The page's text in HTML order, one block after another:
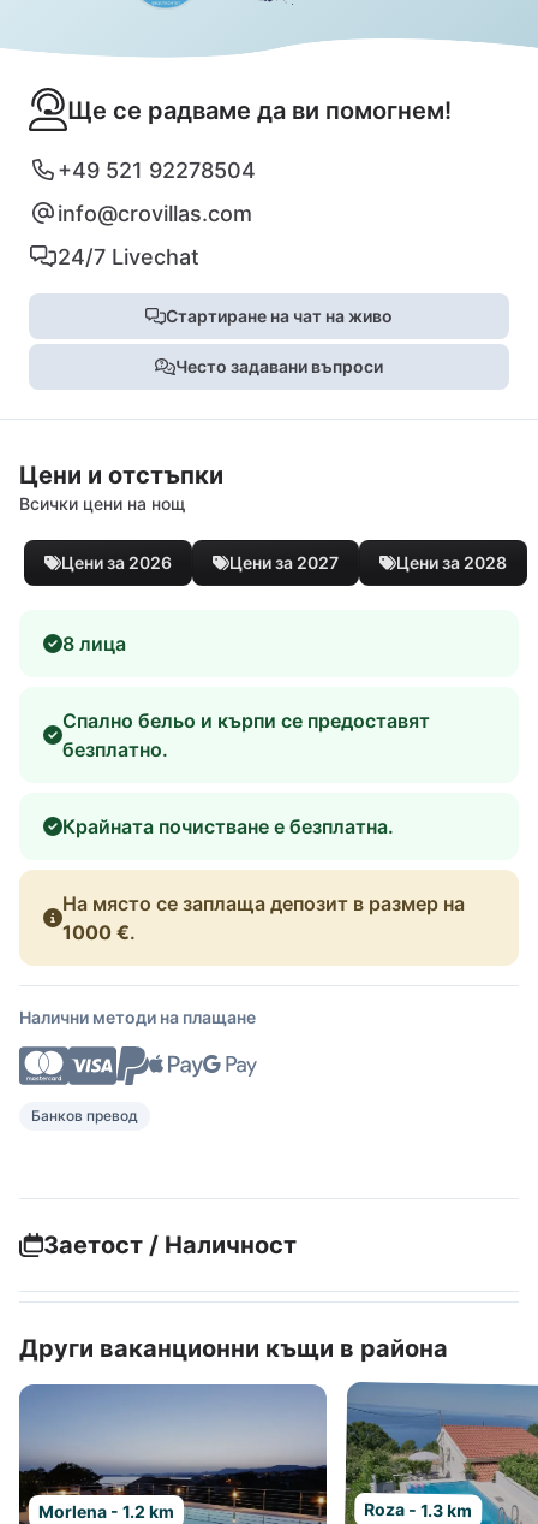
Ще се радваме да ви помогнем!
+49 521 92278504
info@crovillas.com
24/7 Livechat
Стартиране на чат на живо
Често задавани въпроси
Цени и отстъпки
Всички цени на нощ
Цени за 2026 Цени за 2027 Цени за 2028
8 лица
Спално бельо и кърпи се предоставят
безплатно.
Крайната почистване е безплатна.
На място се заплаща депозит в размер на
1000 €.
Налични методи на плащане
Банков превод
Заетост / Наличност
Други ваканционни къщи в района
Morlena - 1.2 km Roza - 1.3 km